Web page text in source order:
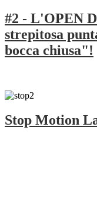
#2 - L'OPEN
strepitosa
bocca chiusa"!
Stop Motion